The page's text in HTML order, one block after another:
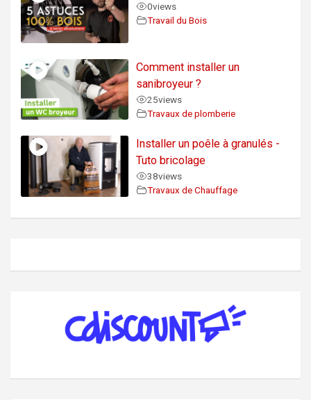
0views
Travail du Bois
Comment installer un
sanibroyeur ?
25views
Travaux de plomberie
Installer un poêle à granulés -
Tuto bricolage
38views
Travaux de Chauffage